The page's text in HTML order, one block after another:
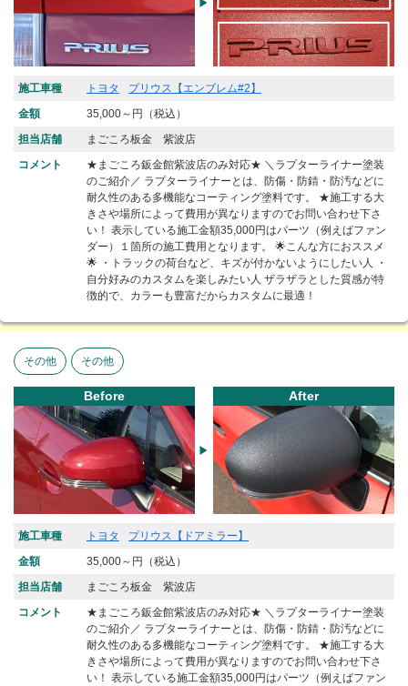
施工車種 トヨタ
プリウス【エンブレム#2】
金額
35,000～円（税込）
担当店舗
まごころ板金 紫波店
コメント
★まごころ鈑金館紫波店のみ対応★ ＼ラプターライナー塗装
のご紹介／ ラプターライナーとは、防傷・防錆・防汚などに
耐久性のある多機能なコーティング塗料です。 ★施工する大
きさや場所によって費用が異なりますのでお問い合わせ下さ
い！ 表示している施工金額35,000円はパーツ（例えばファン
ダー）１箇所の施工費用となります。 🌟こんな方におススメ
🌟 ・トラックの荷台など、キズが付かないようにしたい人 ・
自分好みのカスタムを楽しみたい人 ザラザラとした質感が特
徴的で、カラーも豊富だからカスタムに最適！
その他 その他
Before After
施工車種 トヨタ
プリウス【ドアミラー】
金額
35,000～円（税込）
担当店舗
まごころ板金 紫波店
コメント
★まごころ鈑金館紫波店のみ対応★ ＼ラプターライナー塗装
のご紹介／ ラプターライナーとは、防傷・防錆・防汚などに
耐久性のある多機能なコーティング塗料です。 ★施工する大
きさや場所によって費用が異なりますのでお問い合わせ下さ
い！ 表示している施工金額35,000円はパーツ（例えばファン